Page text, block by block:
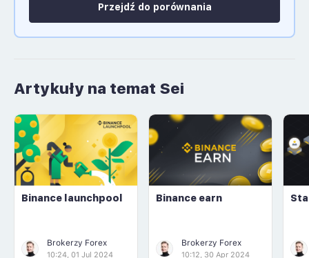
Przejdź do porównania
Artykuły na temat Sei
Binance launchpool
Brokerzy Forex
10:24, 01 Jul 2024
Binance earn
Brokerzy Forex
10:12, 30 Apr 2024